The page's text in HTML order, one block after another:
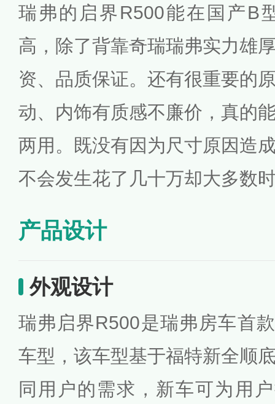
瑞弗的启界R500能在国产B
高，除了背靠奇瑞瑞弗实力雄
资、品质保证。还有很重要的
动、内饰有质感不廉价，真的
两用。既没有因为尺寸原因造
不会发生花了几十万却大多数
产品设计
外观设计
瑞弗启界R500是瑞弗房车首
车型，该车型基于福特新全顺
同用户的需求，新车可为用